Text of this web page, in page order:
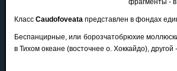
фрагменты -
КлассCaudofoveata представлен в фондах
Беспанцирные, или борозчатобрюхие
в Тихом океане (восточнее о. Хоккайдо), другой